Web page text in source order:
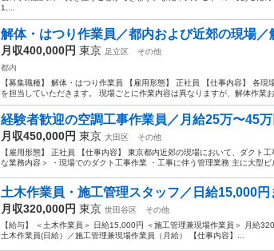
1,...
解体・はつり作業員／都内および近郊の現場
月収400,000円 東京 足立区
その他
都内
【募集職種】 解体・はつり作業員 【雇用形態】 正社員 【仕事内容】 各
を担当していただきます。 現場ごとに作業内容は異なりますが、解体作業お
経験者歓迎の空調工事作業員／月給25万〜45
月収450,000円 東京 大田区
その他
【雇用形態】 正社員 【仕事内容】 東京都内近郊の現場において、ダクト
な業務内容＞ ・現場でのダクト工事作業 ・工事に伴う管理業務 主に大型ビ
土木作業員・施工管理スタッフ／日給15,000円
月収320,000円 東京 世田谷区
その他
【給与】 ＜土木作業員＞ 日給15,000円 ＜施工管理兼現場作業員＞ 月給
土木作業員(日給）／施工管理兼現場作業員（月給） 【仕事内容】...